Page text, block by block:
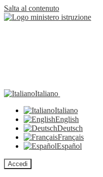
Salta al contenuto
Italiano
Italiano
English
Deutsch
Français
Español
Accedi